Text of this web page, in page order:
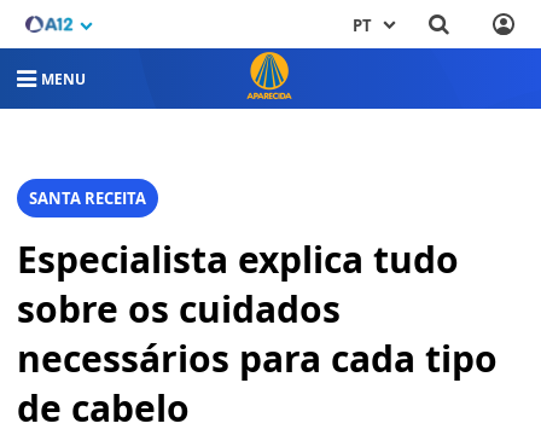
PT
MENU
SANTA RECEITA
Especialista explica tudo
sobre os cuidados
necessários para cada tipo
de cabelo